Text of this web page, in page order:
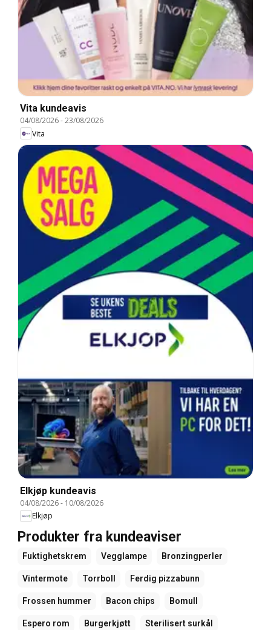
Vita kundeavis
04/08/2026-23/08/2026
Vita
Elkjøp kundeavis
04/08/2026- 10/08/2026
Elkjøp
Produkter fra kundeaviser
Fuktighetskrem Vegglampe Bronzingperler
Vintermote Torrboll Ferdig pizzabunn
Frossen hummer Bacon chips Bomull
Espero rom Burgerkjøtt Sterilisert surkål